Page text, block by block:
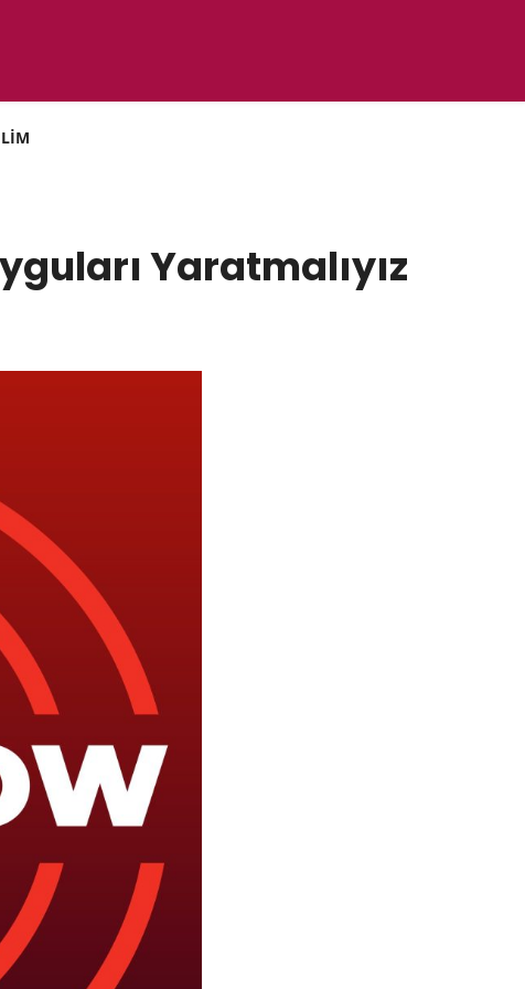
Yaratmalıyız